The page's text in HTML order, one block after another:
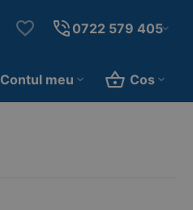
0722 579 405
Cos
Contul meu